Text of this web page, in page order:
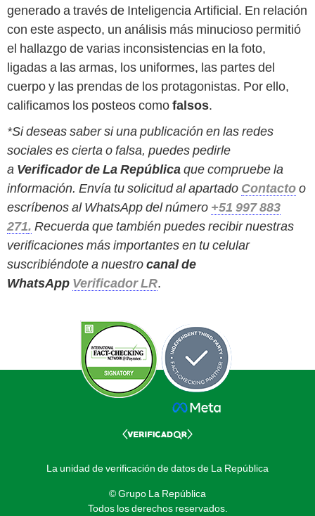
generado a través de Inteligencia Artificial. En relación
con este aspecto, un análisis más minucioso permitió
el hallazgo de varias inconsistencias en la foto,
ligadas a las armas, los uniformes, las partes del
cuerpo y las prendas de los protagonistas. Por ello,
calificamos los posteos comofalsos.
*Si deseas saber si una publicación en las redes
sociales es cierta o falsa, puedes pedirle
a Verificador de La Repúblicaque compruebe la
información. Envía tu solicitud al apartado Contactoo
escríbenos al WhatsApp del número +51 997 883
271. Recuerda que también puedes recibir nuestras
verificaciones más importantes en tu celular
suscribiéndote a nuestrocanal de
WhatsApp Verificador LR.
La unidad de verificación de datos de La República
© Grupo La República
Todos los derechos reservados.